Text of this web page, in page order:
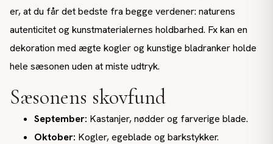
er, at du får det bedste fra begge verdener: naturens
autenticitet og kunstmaterialernes holdbarhed. Fx kan en
dekoration med ægte kogler og kunstige bladranker holde
hele sæsonen uden at miste udtryk.
Sæsonens skovfund
September: Kastanjer, nødder og farverige blade.
Oktober: Kogler, egeblade og barkstykker.